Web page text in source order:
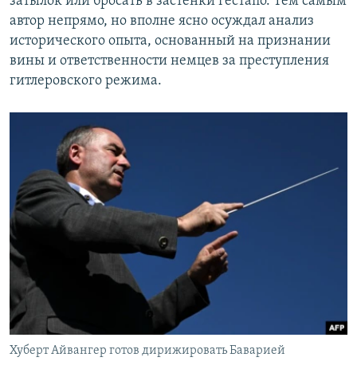
автор непрямо, но вполне ясно осуждал анализ
исторического опыта, основанный на признании
вины и ответственности немцев за преступления
гитлеровского режима.
Хуберт Айвангер готов дирижировать Баварией